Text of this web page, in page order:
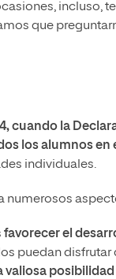
incluso,
que
cuando la
los alumnos
individuales.
numerosos
favorecer el
puedan
valiosa